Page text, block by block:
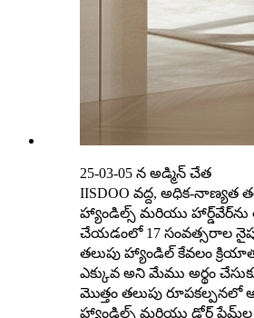
25-03-05 న అడ్మిన్ చేత
IISDOO వద్ద, అధిక-నాణ్యత
హ్యాండిల్స్ మరియు
చేయడంలో 17 సంవత్సరాల
తలుపు హ్యాండిల్ కేవలం
ఎక్కువ అని మేము అర్థం
మొత్తం తలుపు రూపకల్పనలో
హ్యాండిల్స్ మరియు డోర్ ఫ్రేమ్‌ల